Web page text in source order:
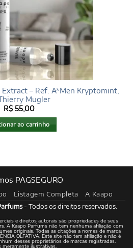
– Ref. A*Men Kryptomint,
Mugler
R$55,00
ao carrinho
PAGSEGURO
Listagem Completa A Kaapo
- Todos os direitos reservados.
e direitos autorais são propriedades de seus
A Kaapo Parfums não tem nenhuma afiliação com
originais. Todas as citações a nomes de marca
OLFATIVA. Este site não tem afiliação e não é
desses proprietários de marcas registradas.
meramente ilustrativas.